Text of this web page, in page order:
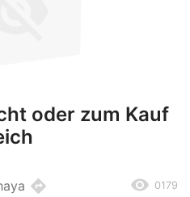
oder zum Kauf
directions remove_red_eye 0179